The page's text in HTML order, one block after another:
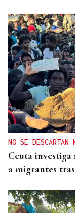
NO SE DESCARTAN
Ceuta investiga
a migrantes